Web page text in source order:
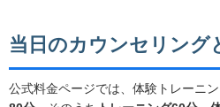
当日のカウンセリング
公式料金ページでは、体験トレーニ